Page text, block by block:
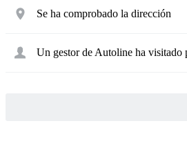
Se ha comprobado la dirección
Un gestor de Autoline ha visitado